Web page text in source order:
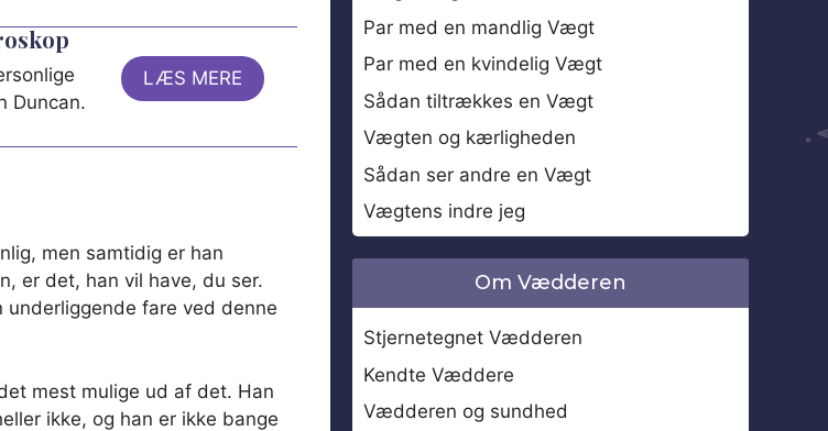
Duncan.
LÆS MERE
men samtidig er han
er det, han vil have, du ser.
underliggende fare ved denne
mest mulige ud af det. Han
ikke, og han er ikke bange
Par med en mandlig Vægt
Par med en kvindelig Vægt
Sådan tiltrækkes en Vægt
Vægten og kærligheden
Sådan ser andre en Vægt
Vægtens indre jeg
Om Vædderen
Stjernetegnet Vædderen
Kendte Væddere
Vædderen og sundhed